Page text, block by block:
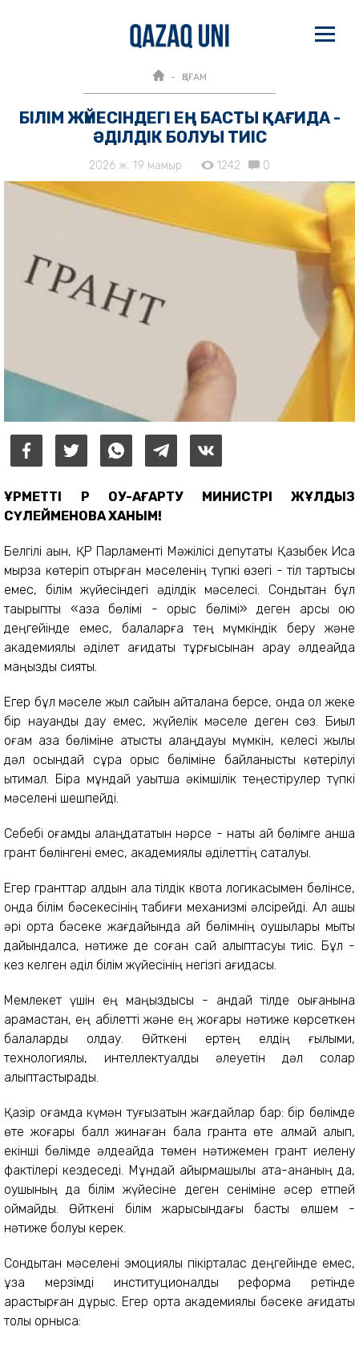
ҚОҒАМ
БІЛІМ ЖҮЙЕСІНДЕГІ ЕҢ БАСТЫ ҚАҒИДА -
ӘДІЛДІК БОЛУЫ ТИІС
2026 ж. 19 мамыр 1242 0
ҚҰРМЕТТІ ҚР ОҚУ-АҒАРТУ МИНИСТРІ ЖҰЛДЫЗ
СҮЛЕЙМЕНОВА ХАНЫМ!
Белгілі ақын, ҚР Парламенті Мәжілісі депутаты Қазыбек Иса
мырза көтеріп отырған мәселенің түпкі өзегі - тіл тартысы
емес, білім жүйесіндегі әділдік мәселесі. Сондықтан бұл
тақырыпты «қазақ бөлімі - орыс бөлімі» деген қарсы қою
деңгейінде емес, балаларға тең мүмкіндік беру және
академиялық әділет қағидаты тұрғысынан қарау әлдеқайда
маңызды сияқты.
Егер бұл мәселе жыл сайын қайталана берсе, онда ол жеке
бір науқандық дау емес, жүйелік мәселе деген сөз. Биыл
қоғам қазақ бөліміне қатысты алаңдауы мүмкін, келесі жылы
дәл осындай сұрақ орыс бөліміне байланысты көтерілуі
ықтимал. Бірақ мұндай уақытша әкімшілік теңестірулер түпкі
мәселені шешпейді.
Себебі қоғамды алаңдататын нәрсе - нақты қай бөлімге қанша
грант бөлінгені емес, академиялық әділеттің сақталуы.
Егер гранттар алдын ала тілдік квота логикасымен бөлінсе,
онда білім бәсекесінің табиғи механизмі әлсірейді. Ал ашық
әрі ортақ бәсеке жағдайында қай бөлімнің оқушылары мықты
дайындалса, нәтиже де соған сай қалыптасуы тиіс. Бұл -
кез келген әділ білім жүйесінің негізгі қағидасы.
Мемлекет үшін ең маңыздысы - қандай тілде оқығанына
қарамастан, ең қабілетті және ең жоғары нәтиже көрсеткен
балаларды қолдау. Өйткені ертең елдің ғылыми,
технологиялық, интеллектуалдық әлеуетін дәл солар
қалыптастырады.
Қазір қоғамда күмән туғызатын жағдайлар бар: бір бөлімде
өте жоғары балл жинаған бала грантқа өте алмай қалып,
екінші бөлімде әлдеқайда төмен нәтижемен грант иелену
фактілері кездеседі. Мұндай айырмашылық ата-ананың да,
оқушының да білім жүйесіне деген сеніміне әсер етпей
қоймайды. Өйткені білім жарысындағы басты өлшем -
нәтиже болуы керек.
Сондықтан мәселені эмоциялық пікірталас деңгейінде емес,
ұзақ мерзімді институционалдық реформа ретінде
қарастырған дұрыс. Егер ортақ академиялық бәсеке қағидаты
толық орнықса: